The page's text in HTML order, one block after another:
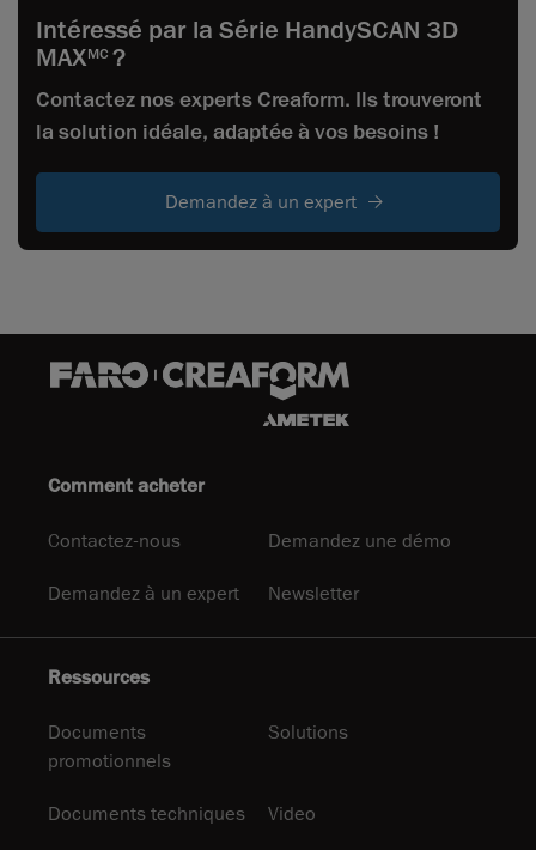
Intéressé par la Série HandySCAN 3D
MAXMC ?
Contactez nos experts Creaform. Ils trouveront
la solution idéale, adaptée à vos besoins !
Demandez à un expert
Comment acheter
Contactez-nous Demandez une démo
Demandez à un expert Newsletter
Ressources
Documents
promotionnels
Solutions
Documents techniques Video